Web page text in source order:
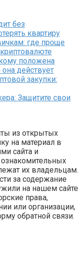
без
квартиру
где проще
положена
действует
закупки:
Защитите свои
из открытых
на материал в
сайта и
их владельцам.
за содержание
на нашем сайте
права,
или организации,
обратной связи.